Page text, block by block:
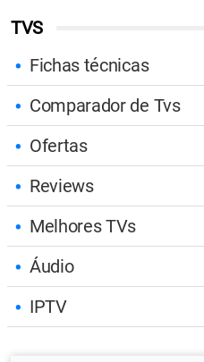
TVS
Fichas técnicas
Comparador de Tvs
Ofertas
Reviews
Melhores TVs
Áudio
IPTV